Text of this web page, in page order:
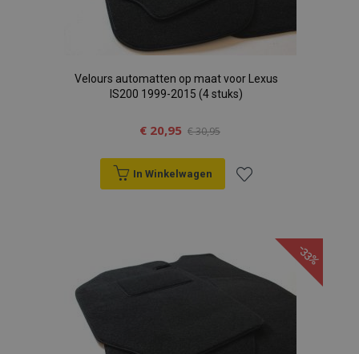
Velours automatten op maat voor Lexus
IS200 1999-2015 (4 stuks)
€ 20,95 € 30,95
In Winkelwagen
aan
verlanglijst
-33%